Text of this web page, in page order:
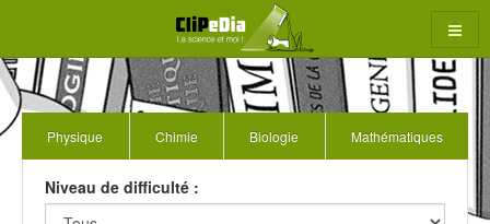
contenu
Physique Chimie Biologie Mathématiques
Niveau de difficulté :